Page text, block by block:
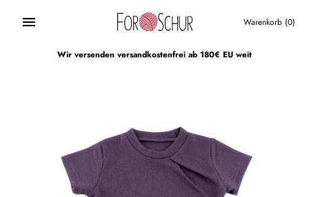
Warenkorb (0)
Wir versenden versandkostenfrei ab 180€ EU weit